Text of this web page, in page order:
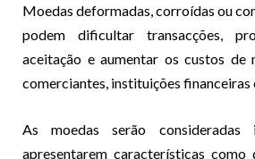
Moedas deformadas, corroídas ou
podem dificultar transacções,
aceitação e aumentar os custos de
comerciantes, instituições financeiras
As moedas serão consideradas
apresentarem características como